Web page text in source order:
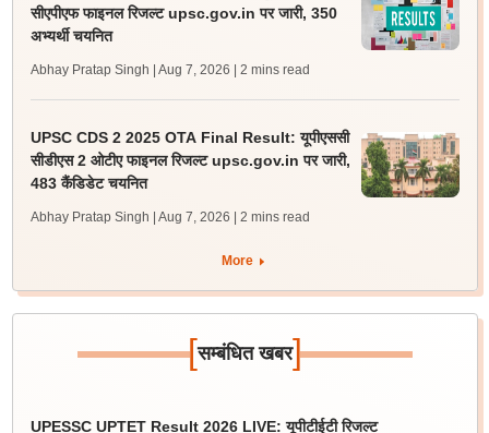
सीएपीएफ फाइनल रिजल्ट upsc.gov.in पर जारी, 350
अभ्यर्थी चयनित
Abhay Pratap Singh | Aug 7, 2026 | 2 mins read
UPSC CDS 2 2025 OTA Final Result: यूपीएससी
सीडीएस 2 ओटीए फाइनल रिजल्ट upsc.gov.in पर जारी,
483 कैंडिडेट चयनित
Abhay Pratap Singh | Aug 7, 2026 | 2 mins read
More
[सम्बंधित खबर]
UPESSC UPTET Result 2026 LIVE: यूपीटीईटी रिजल्ट